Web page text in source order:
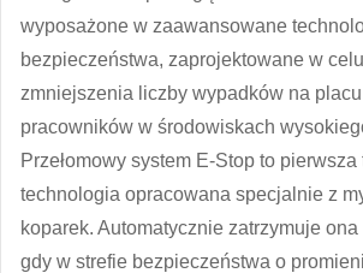
wyposażone w zaawansowane
bezpieczeństwa, zaprojektowane w
zmniejszenia liczby wypadków na
pracowników w środowiskach
Przełomowy system E-Stop to pierwsza
technologia opracowana specjalnie z
koparek. Automatycznie zatrzymuje ona
gdy w strefie bezpieczeństwa o